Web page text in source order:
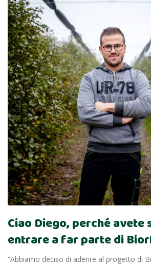
Ciao Diego, perché avete
entrare a far parte di
“Abbiamo deciso di aderire al progetto di